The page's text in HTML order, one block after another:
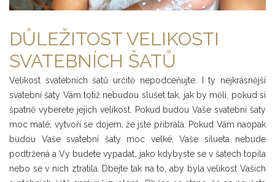
DŮLEŽITOST VELIKOSTI
SVATEBNÍCH ŠATŮ
Velikost svatebních šatů určitě nepodceňujte. I ty nejkrásnější
svatební šaty Vám totiž nebudou slušet tak, jak by měli, pokud si
špatně vyberete jejich velikost. Pokud budou Vaše svatební šaty
moc malé, vytvoří se dojem, že jste přibrala. Pokud Vám naopak
budou Vaše svatební šaty moc velké, Vaše silueta nebude
podtržená a Vy budete vypadat, jako kdybyste se v šatech topila
nebo se v nich ztratila. Dbejte tak na to, aby byla velikost Vašich